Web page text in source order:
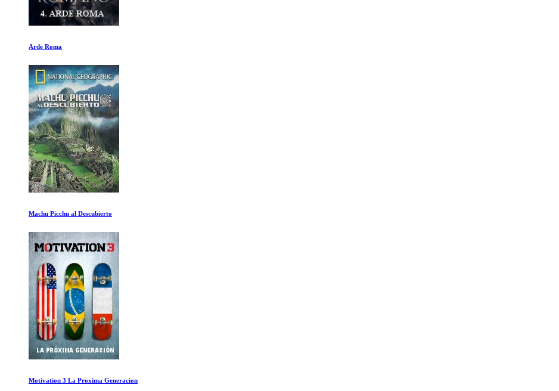
iHuman
Sueña a lo Grande
Kurt Cobain Montaje de Heck